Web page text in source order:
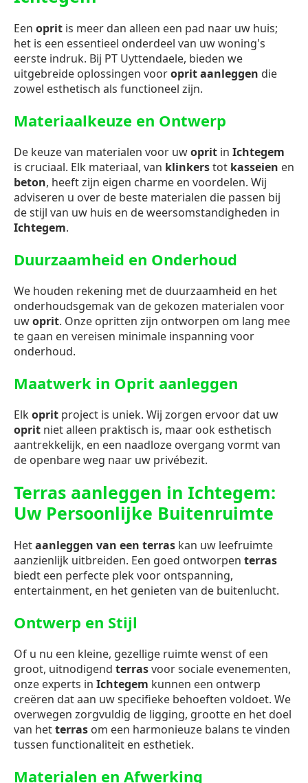
Een oprit is meer dan alleen een pad naar uw huis;
het is een essentieel onderdeel van uw woning's
eerste indruk. Bij PT Uyttendaele, bieden we
uitgebreide oplossingen vooroprit aanleggen die
zowel esthetisch als functioneel zijn.
Materiaalkeuze en Ontwerp
De keuze van materialen voor uwoprit in Ichtegem
is cruciaal. Elk materiaal, van klinkerstot kasseien en
beton, heeft zijn eigen charme en voordelen. Wij
adviseren u over de beste materialen die passen bij
de stijl van uw huis en de weersomstandigheden in
Ichtegem.
Duurzaamheid en Onderhoud
We houden rekening met de duurzaamheid en het
onderhoudsgemak van de gekozen materialen voor
uwoprit. Onze opritten zijn ontworpen om lang mee
te gaan en vereisen minimale inspanning voor
onderhoud.
Maatwerk in Oprit aanleggen
Elkoprit project is uniek. Wij zorgen ervoor dat uw
oprit niet alleen praktisch is, maar ook esthetisch
aantrekkelijk, en een naadloze overgang vormt van
de openbare weg naar uw privébezit.
Terras aanleggen in Ichtegem:
Uw Persoonlijke Buitenruimte
Hetaanleggen van een terras kan uw leefruimte
aanzienlijk uitbreiden. Een goed ontworpen terras
biedt een perfecte plek voor ontspanning,
entertainment, en het genieten van de buitenlucht.
Ontwerp en Stijl
Of u nu een kleine, gezellige ruimte wenst of een
groot, uitnodigend terrasvoor sociale evenementen,
onze experts in Ichtegem kunnen een ontwerp
creëren dat aan uw specifieke behoeften voldoet. We
overwegen zorgvuldig de ligging, grootte en het doel
van hetterras om een harmonieuze balans te vinden
tussen functionaliteit en esthetiek.
Materialen en Afwerking